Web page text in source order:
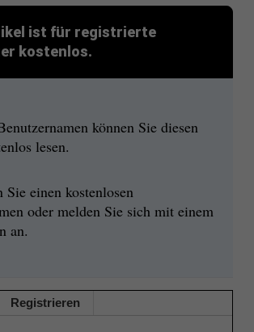
ist für registrierte
kostenlos.
können Sie diesen
lesen.
Sie einen kostenlosen
oder melden Sie sich mit einem
an.
Registrieren